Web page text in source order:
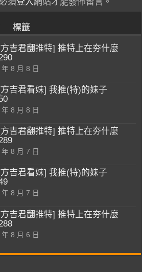
標籤
吉君翻推特] 推特上在夯什麼
8 月 8 日
吉君看妹] 我推(特)的妹子
8 月 8 日
吉君翻推特] 推特上在夯什麼
8 月 7 日
吉君看妹] 我推(特)的妹子
8 月 7 日
吉君翻推特] 推特上在夯什麼
8 月 6 日